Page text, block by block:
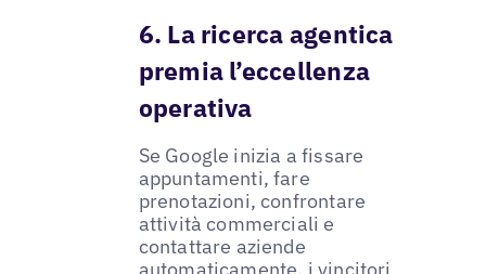
6. La ricerca agentica
premia l’eccellenza
operativa
Se Google inizia a fissare
appuntamenti, fare
prenotazioni, confrontare
attività commerciali e
contattare aziende